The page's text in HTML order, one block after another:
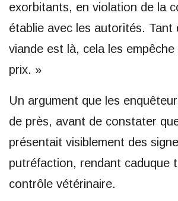
exorbitants, en violation de la
établie avec les autorités. Tant
viande est là, cela les
prix. »
Un argument que les
de près, avant de constater
présentait visiblement des
putréfaction, rendant caduque
contrôle vétérinaire.